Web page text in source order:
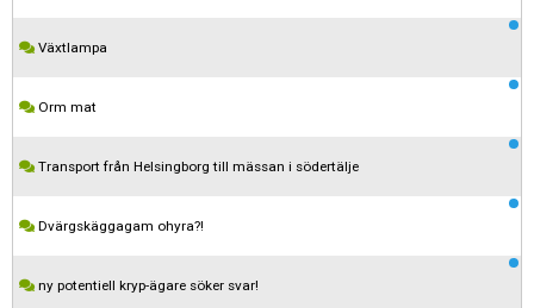
Växtlampa
Orm mat
Transport från Helsingborg till mässan i södertälje
Dvärgskäggagam ohyra?!
ny potentiell kryp-ägare söker svar!